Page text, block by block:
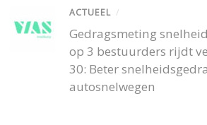
ACTUEEL /
Gedragsmeting
op 3 bestuurders rijdt
30: Beter
autosnelwegen